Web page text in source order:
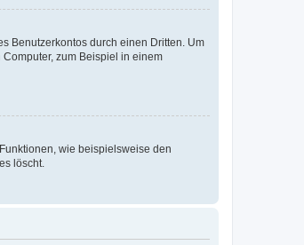
Benutzerkontos durch einen Dritten. Um
zum Beispiel in einem
wie beispielsweise den
löscht.